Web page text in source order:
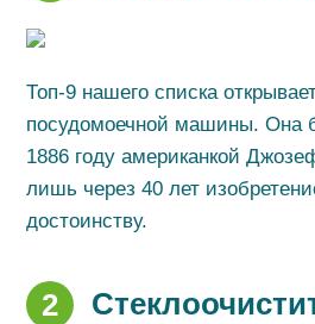
Топ-9 нашего списка
посудомоечной машины. Она
1886 году американкой
лишь через 40 лет
достоинству.
2